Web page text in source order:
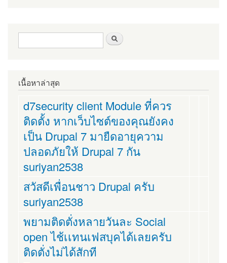
ฟอร์มค้นหา
เนื้อหาล่าสุด
d7security client Module ที่ควร
ติดตั้ง หากเว็บไซต์ของคุณยังคง
เป็น Drupal 7 มายืดอายุความ
ปลอดภัยให้ Drupal 7 กัน
suriyan2538
สวัสดีเพื่อนชาว Drupal ครับ
suriyan2538
พยามติดตั่งหลายวันละ Social
open ไช้เเทนเฟสบุคได้เลยครับ
ติดตั่งไม่ได้สักที